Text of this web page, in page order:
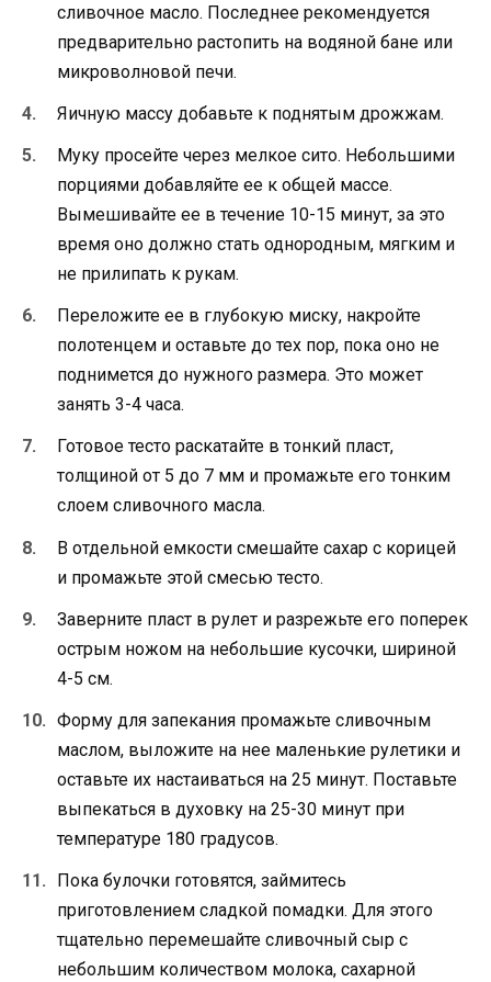
сливочное масло. Последнее рекомендуется
предварительно растопить на водяной бане или
микроволновой печи.
Яичную массу добавьте к поднятым дрожжам.
Муку просейте через мелкое сито. Небольшими
порциями добавляйте ее к общей массе.
Вымешивайте ее в течение 10-15 минут, за это
время оно должно стать однородным, мягким и
не прилипать к рукам.
Переложите ее в глубокую миску, накройте
полотенцем и оставьте до тех пор, пока оно не
поднимется до нужного размера. Это может
занять 3-4 часа.
Готовое тесто раскатайте в тонкий пласт,
толщиной от 5 до 7 мм и промажьте его тонким
слоем сливочного масла.
В отдельной емкости смешайте сахар с корицей
и промажьте этой смесью тесто.
Заверните пласт в рулет и разрежьте его поперек
острым ножом на небольшие кусочки, шириной
4-5 см.
Форму для запекания промажьте сливочным
маслом, выложите на нее маленькие рулетики и
оставьте их настаиваться на 25 минут. Поставьте
выпекаться в духовку на 25-30 минут при
температуре 180 градусов.
Пока булочки готовятся, займитесь
приготовлением сладкой помадки. Для этого
тщательно перемешайте сливочный сыр с
небольшим количеством молока, сахарной